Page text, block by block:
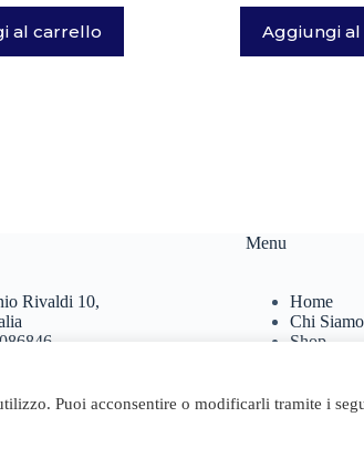
al carrello Aggiungi
Rivaldi 10,
Menu
Home
Chi Siamo
Shop
Puoi acconsentire o modificarli tramite i